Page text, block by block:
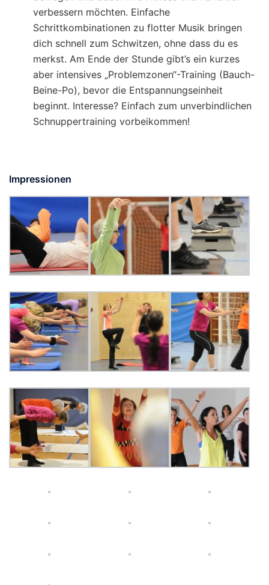
verbessern möchten. Einfache
Schrittkombinationen zu flotter Musik bringen
dich schnell zum Schwitzen, ohne dass du es
merkst. Am Ende der Stunde gibt’s ein kurzes
aber intensives „Problemzonen“-Training (Bauch-
Beine-Po), bevor die Entspannungseinheit
beginnt. Interesse? Einfach zum unverbindlichen
Schnuppertraining vorbeikommen!
Impressionen